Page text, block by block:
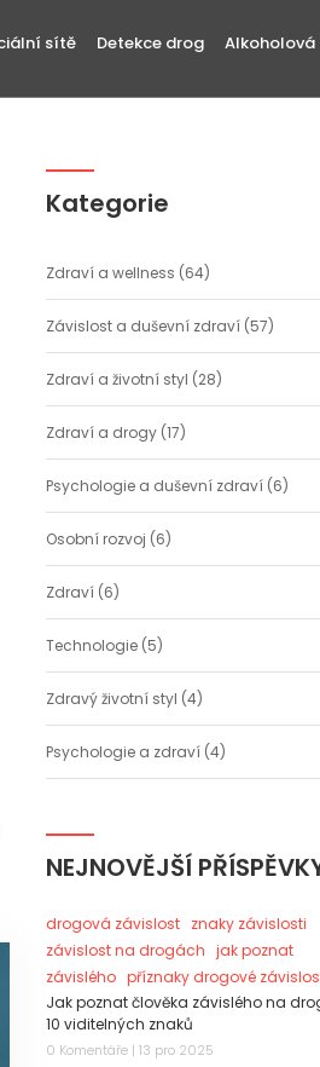
sítě Detekce drog Alkoholová
Kategorie
Zdraví a wellness (64)
Závislost a duševní zdraví (57)
Zdraví a životní styl (28)
Zdraví a drogy (17)
Psychologie a duševní zdraví (6)
Osobní rozvoj (6)
Zdraví (6)
Technologie (5)
Zdravý životní styl (4)
Psychologie a zdraví (4)
NEJNOVĚJŠÍ
drogová závislost
znaky závislosti
závislost na drogách jak poznat
závislého příznaky drogové
Jak poznat člověka závislého na
10 viditelných znaků
0 Komentáře | 13 pro 2025